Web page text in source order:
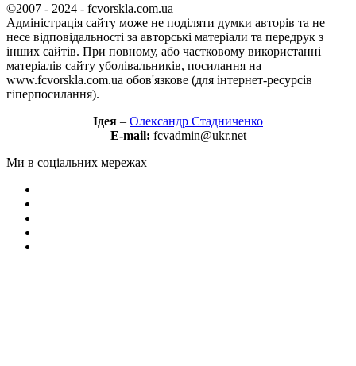
©2007 - 2024 - fcvorskla.com.ua
Адміністрація сайту може не поділяти думки авторів та не
несе відповідальності за авторські матеріали та передрук з
інших сайтів. При повному, або частковому використанні
матеріалів сайту уболівальників, посилання на
www.fcvorskla.com.ua обов'язкове (для інтернет-ресурсів
гіперпосилання).
Ідея – Олександр Стадниченко
E-mail: fcvadmin@ukr.net
Ми в соціальних мережах